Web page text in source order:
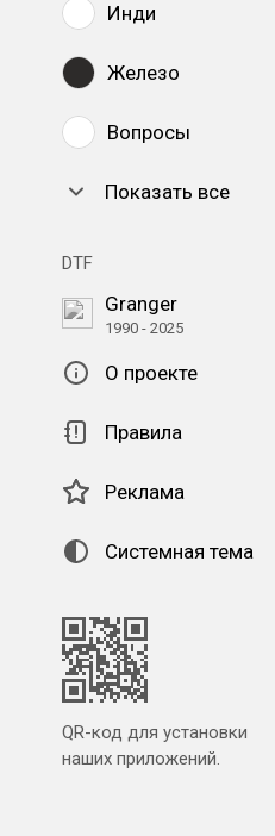
Инди
Железо
Вопросы
Показать все
DTF
Granger
1990 - 2025
О проекте
Правила
Реклама
Системная тема
QR-код для установки
наших приложений.